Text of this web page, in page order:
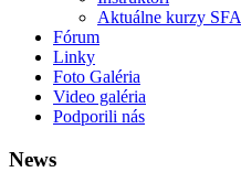
Aktuálne kurzy SFA
Fórum
Linky
Foto Galéria
Video galéria
Podporili nás
News